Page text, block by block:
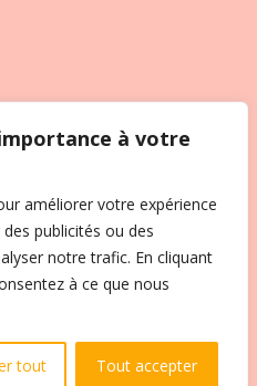
à votre
améliorer votre expérience
publicités ou des
notre trafic. En cliquant
à ce que nous
tout Tout accepter
&CVG